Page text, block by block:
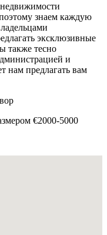
знаем каждую
эксклюзивные
также тесно
и
нам предлагать вам
€2000-5000